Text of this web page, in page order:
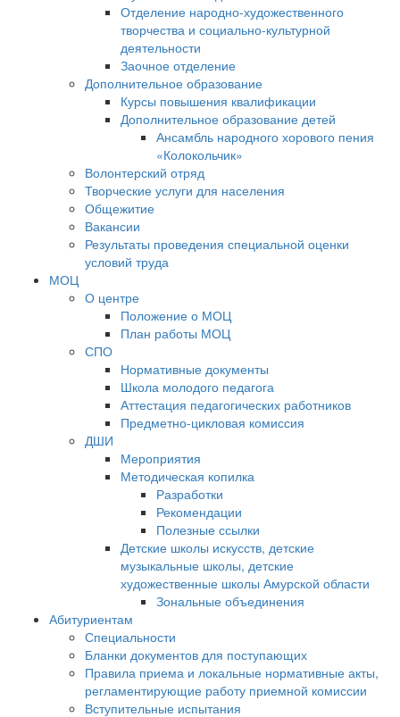
Отделение народно-художественного
творчества и социально-культурной
деятельности
Заочное отделение
Дополнительное образование
Курсы повышения квалификации
Дополнительное образование детей
Ансамбль народного хорового пения
«Колокольчик»
Волонтерский отряд
Творческие услуги для населения
Общежитие
Вакансии
Результаты проведения специальной оценки
условий труда
МОЦ
О центре
Положение о МОЦ
План работы МОЦ
СПО
Нормативные документы
Школа молодого педагога
Аттестация педагогических работников
Предметно-цикловая комиссия
ДШИ
Мероприятия
Методическая копилка
Разработки
Рекомендации
Полезные ссылки
Детские школы искусств, детские
музыкальные школы, детские
художественные школы Амурской области
Зональные объединения
Абитуриентам
Специальности
Бланки документов для поступающих
Правила приема и локальные нормативные акты,
регламентирующие работу приемной комиссии
Вступительные испытания